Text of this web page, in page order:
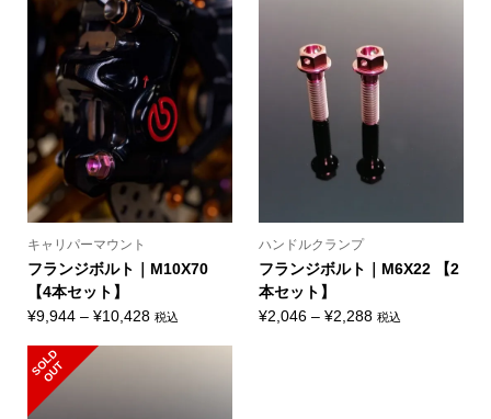
–
¥12,980
キャリパーマウント
フランジボルト｜M10X70
【4本セット】
¥9,944 – ¥10,428価税込
ハンドルクランプ
フランジボルト｜M6X22 【2
本セット】
¥2,046 –¥2,288価税込
S
O
L
D
O
U
T